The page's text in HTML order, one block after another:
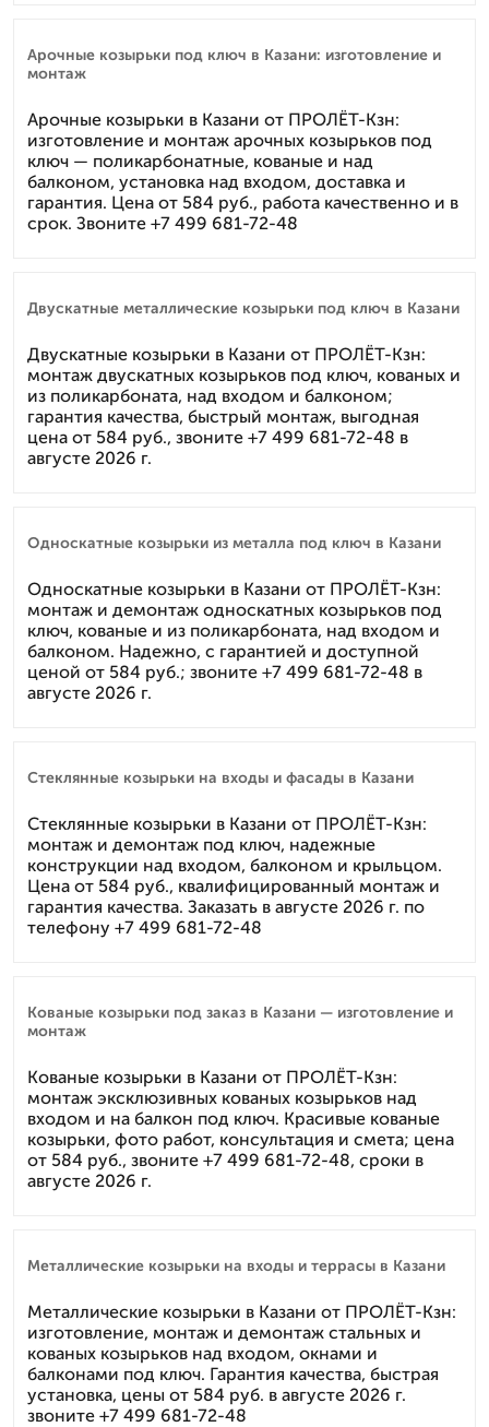
Арочные козырьки под ключ в Казани: изготовление и
монтаж
Арочные козырьки в Казани от ПРОЛЁТ-Кзн:
изготовление и монтаж арочных козырьков под
ключ — поликарбонатные, кованые и над
балконом, установка над входом, доставка и
гарантия. Цена от 584 руб., работа качественно и в
срок. Звоните +7 499 681-72-48
Двускатные металлические козырьки под ключ в Казани
Двускатные козырьки в Казани от ПРОЛЁТ-Кзн:
монтаж двускатных козырьков под ключ, кованых и
из поликарбоната, над входом и балконом;
гарантия качества, быстрый монтаж, выгодная
цена от 584 руб., звоните +7 499 681-72-48 в
августе 2026 г.
Односкатные козырьки из металла под ключ в Казани
Односкатные козырьки в Казани от ПРОЛЁТ-Кзн:
монтаж и демонтаж односкатных козырьков под
ключ, кованые и из поликарбоната, над входом и
балконом. Надежно, с гарантией и доступной
ценой от 584 руб.; звоните +7 499 681-72-48 в
августе 2026 г.
Стеклянные козырьки на входы и фасады в Казани
Стеклянные козырьки в Казани от ПРОЛЁТ-Кзн:
монтаж и демонтаж под ключ, надежные
конструкции над входом, балконом и крыльцом.
Цена от 584 руб., квалифицированный монтаж и
гарантия качества. Заказать в августе 2026 г. по
телефону +7 499 681-72-48
Кованые козырьки под заказ в Казани — изготовление и
монтаж
Кованые козырьки в Казани от ПРОЛЁТ-Кзн:
монтаж эксклюзивных кованых козырьков над
входом и на балкон под ключ. Красивые кованые
козырьки, фото работ, консультация и смета; цена
от 584 руб., звоните +7 499 681-72-48, сроки в
августе 2026 г.
Металлические козырьки на входы и террасы в Казани
Металлические козырьки в Казани от ПРОЛЁТ-Кзн:
изготовление, монтаж и демонтаж стальных и
кованых козырьков над входом, окнами и
балконами под ключ. Гарантия качества, быстрая
установка, цены от 584 руб. в августе 2026 г.
звоните +7 499 681-72-48